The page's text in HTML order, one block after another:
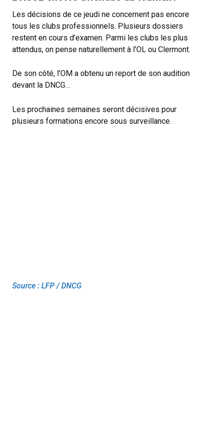
Les décisions de ce jeudi ne concernent pas encore
tous les clubs professionnels. Plusieurs dossiers
restent en cours d’examen. Parmi les clubs les plus
attendus, on pense naturellement à l’OL ou Clermont.
De son côté, l’OM a obtenu un report de son audition
devant la DNCG…
Les prochaines semaines seront décisives pour
plusieurs formations encore sous surveillance.
Source : LFP / DNCG